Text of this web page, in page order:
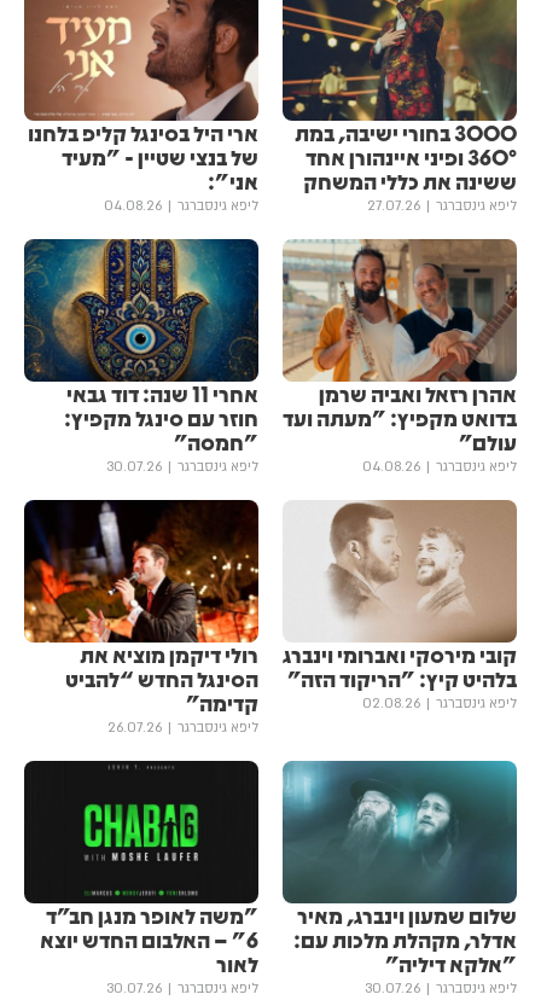
3000 בחורי ישיבה, במת
360° ופיני איינהורן אחד
ששינה את כללי המשחק
ליפא גינסברגר 27.07.26
ארי היל בסינגל קליפ בלחנו
של בנצי שטיין - "מעיד
אני":
ליפא גינסברגר 04.08.26
אהרן רזאל ואביה שרמן
בדואט מקפיץ: "מעתה ועד
עולם"
ליפא גינסברגר 04.08.26
אחרי 11 שנה: דוד גבאי
חוזר עם סינגל מקפיץ:
"חמסה"
ליפא גינסברגר 30.07.26
קובי מירסקי ואברומי וינברג
בלהיט קיץ: "הריקוד הזה"
ליפא גינסברגר 02.08.26
רולי דיקמן מוציא את
הסינגל החדש “להביט
קדימה”
ליפא גינסברגר 26.07.26
שלום שמעון וינברג, מאיר
אדלר, מקהלת מלכות עם:
"אלקא דיליה"
ליפא גינסברגר 30.07.26
"משה לאופר מנגן חב״ד
6" – האלבום החדש יוצא
לאור
ליפא גינסברגר 30.07.26